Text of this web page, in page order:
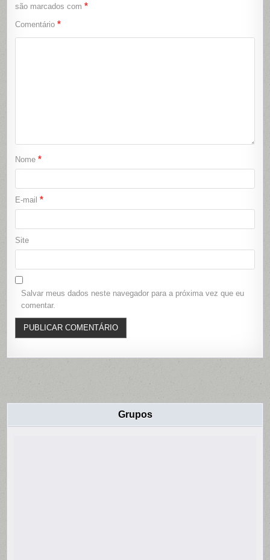
são marcados com*
Comentário*
Nome*
E-mail*
Site
Salvar meus dados neste navegador para a próxima vez que eu
comentar.
Grupos